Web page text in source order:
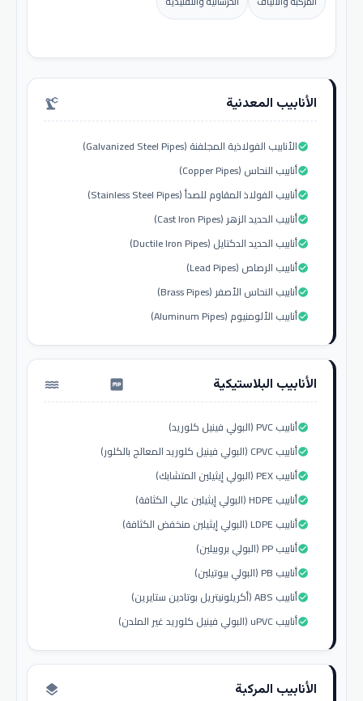
الأنابيب المعدنية precision_manufacturing
الأنابيب الفولاذية المجلفنة (Galvanized Steel Pipes)check_circle
أنابيب النحاس (Copper Pipes)check_circle
أنابيب الفولاذ المقاوم للصدأ (Stainless Steel Pipes)check_circle
أنابيب الحديد الزهر (Cast Iron Pipes)check_circle
أنابيب الحديد الدكتايل (Ductile Iron Pipes)check_circle
أنابيب الرصاص (Lead Pipes)check_circle
أنابيب النحاس الأصفر (Brass Pipes)check_circle
أنابيب الألومنيوم (Aluminum Pipes)check_circle
الأنابيب البلاستيكية water_pump
أنابيب PVC (البولي فينيل كلوريد)check_circle
أنابيب CPVC (البولي فينيل كلوريد المعالج بالكلور)check_circle
أنابيب PEX (البولي إيثيلين المتشابك)check_circle
أنابيب HDPE (البولي إيثيلين عالي الكثافة)check_circle
أنابيب LDPE (البولي إيثيلين منخفض الكثافة)check_circle
أنابيب PP (البولي بروبيلين)check_circle
أنابيب PB (البولي بيوتيلين)check_circle
أنابيب ABS (أكريلونيتريل بوتادين ستايرين)check_circle
أنابيب uPVC (البولي فينيل كلوريد غير الملدن)check_circle
الأنابيب المركبة layers